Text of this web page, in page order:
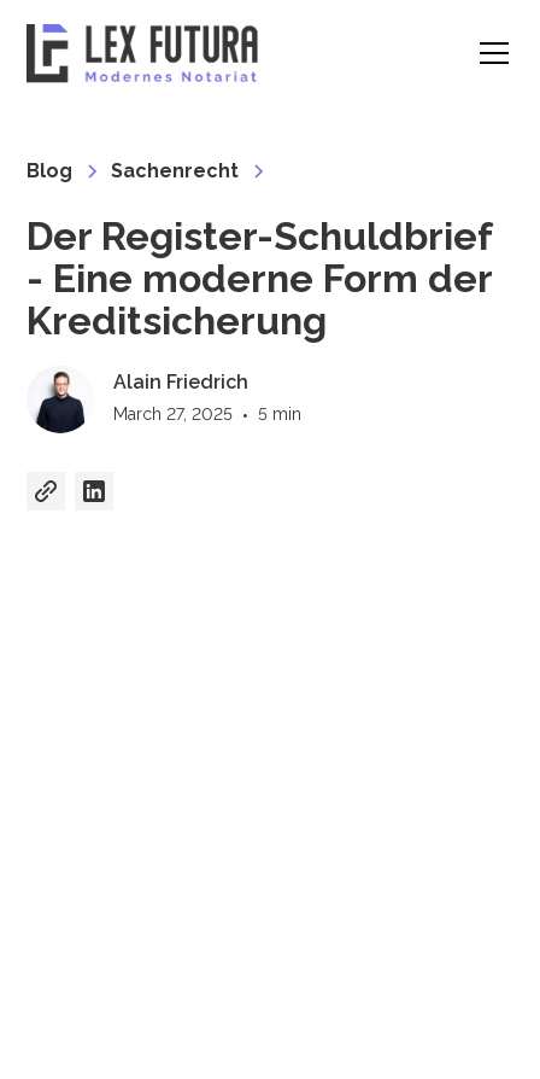
Blog Sachenrecht
Der Register-Schuldbrief
- Eine moderne Form der
Kreditsicherung
Alain Friedrich
March 27, 2025 • 5 min